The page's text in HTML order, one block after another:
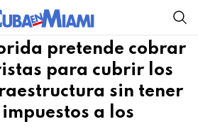
pretende cobrar
para cubrir los
sin tener
a los